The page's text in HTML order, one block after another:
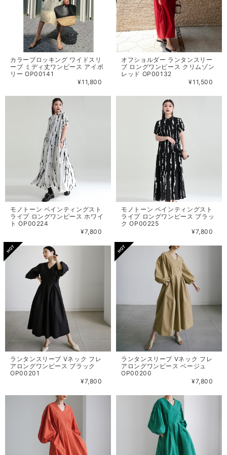
カラーブロッキング ワイドスリ
ーブ ミディ丈ワンピース アイボ
リー OP00141
¥11,800
オフショルダー ランタンスリー
ブ ロングワンピース クリムゾン
レッド OP00132
¥11,500
モノトーン ペインティングスト
ライプ ロングワンピース ホワイ
ト OP00224
¥7,800
モノトーン ペインティングスト
ライプ ロングワンピース ブラッ
ク OP00225
¥7,800
ランタンスリーブ Vネック フレ
アロングワンピース ブラック
OP00201
¥7,800
ランタンスリーブ Vネック フレ
アロングワンピース ベージュ
OP00200
¥7,800